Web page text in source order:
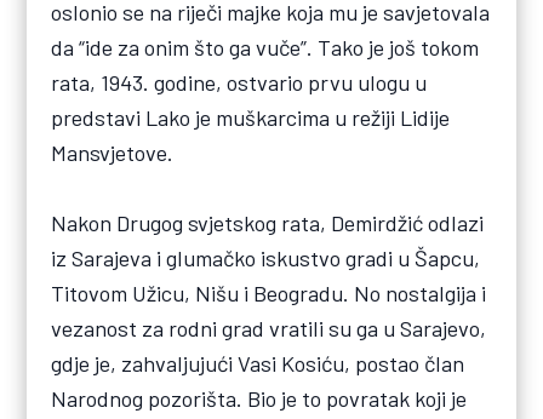
oslonio se na riječi majke koja mu je savjetovala
da “ide za onim što ga vuče”. Tako je još tokom
rata, 1943. godine, ostvario prvu ulogu u
predstavi Lako je muškarcima u režiji Lidije
Mansvjetove.
Nakon Drugog svjetskog rata, Demirdžić odlazi
iz Sarajeva i glumačko iskustvo gradi u Šapcu,
Titovom Užicu, Nišu i Beogradu. No nostalgija i
vezanost za rodni grad vratili su ga u Sarajevo,
gdje je, zahvaljujući Vasi Kosiću, postao član
Narodnog pozorišta. Bio je to povratak koji je